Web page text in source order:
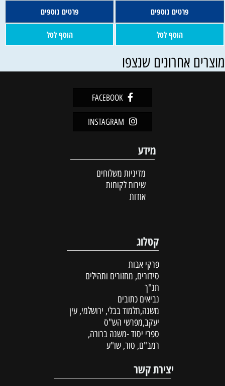
פרטים נוספים
הוסף לסל
פרטים נוספים
הוסף לסל
אחרונים שנצפו
FACEBOOK
INSTAGRAM
מידע
מדיניות משלוחים
שירות לקוחות
אודות
קטלוג
פרקי אבות
סידורים, מחזורים ותהילים
תנ"ך
נביאים כתובים
משנה,תלמוד בבלי, ירושלמי, עין
יעקב,מפרשי הש"ס
ספרי יסוד -משנה ברורה,
רמב"ם, טור, שו"ע
יצירת קשר